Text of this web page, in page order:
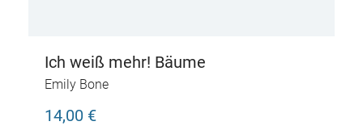
Ich weiß mehr! Bäume
Emily Bone
14,00 €